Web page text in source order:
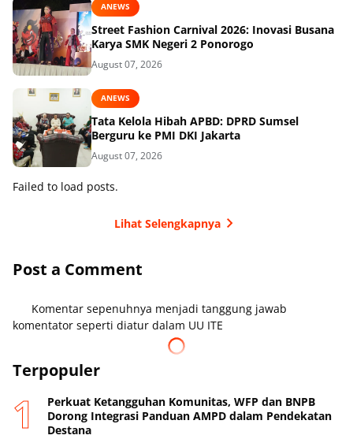
ANEWS
Street Fashion Carnival 2026: Inovasi Busana
Karya SMK Negeri 2 Ponorogo
August 07, 2026
ANEWS
Tata Kelola Hibah APBD: DPRD Sumsel
Berguru ke PMI DKI Jakarta
August 07, 2026
Failed to load posts.
Lihat Selengkapnya
Post a Comment
Komentar sepenuhnya menjadi tanggung jawab
komentator seperti diatur dalam UU ITE
Terpopuler
Perkuat Ketangguhan Komunitas, WFP dan BNPB
Dorong Integrasi Panduan AMPD dalam Pendekatan
Destana